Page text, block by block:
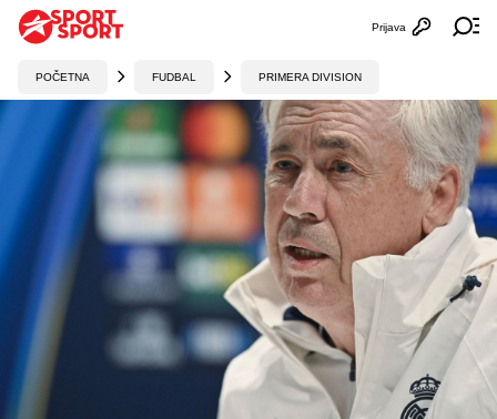
Otvori
Prijava
POČETNA FUDBAL PRIMERA DIVISION